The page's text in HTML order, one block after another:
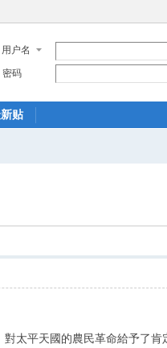
用户名
密码
贴
太平天國的農民革命給予了肯